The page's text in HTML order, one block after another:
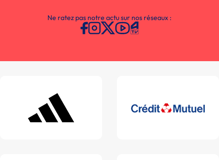
Ne ratez pas notre actu sur nos réseaux :